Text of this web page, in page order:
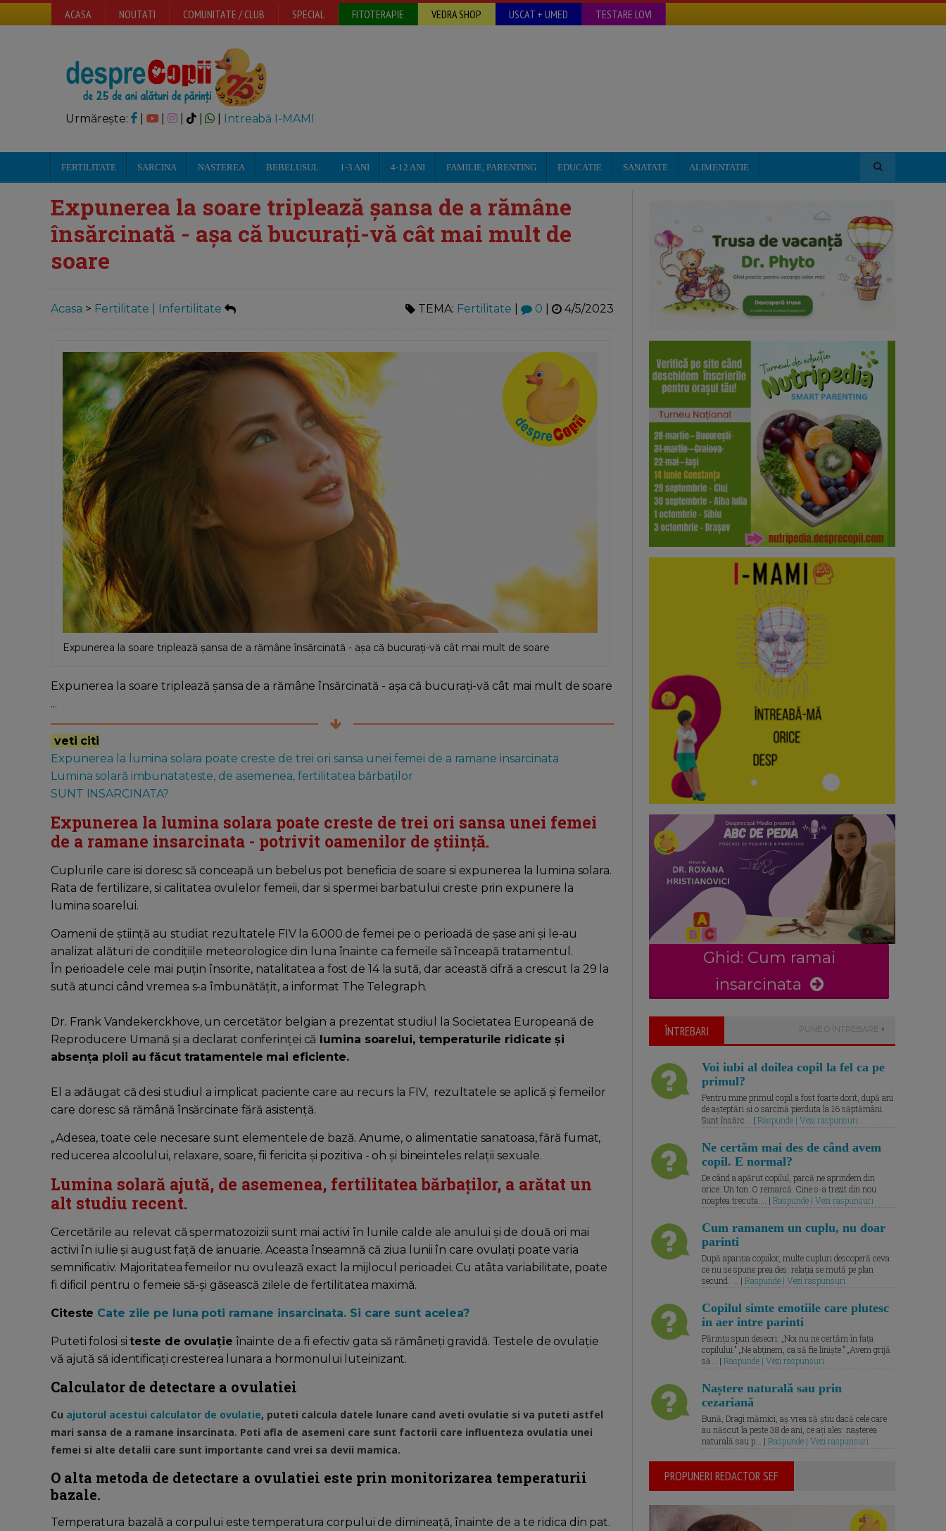
ACASA NOUTATI COMUNITATE / CLUB SPECIAL FITOTERAPIE VEDRA SHOP USCAT + UMED TESTARE LOVI
Urmărește: | | Intreabă I-MAMI
FERTILITATE SARCINA NASTEREA BEBELUSUL 1-3 ANI 4-12 ANI FAMILIE, PARENTING EDUCATIE SANATATE ALIMENTATIE
Expunerea la soare triplează șansa de a rămâne
însărcinată - așa că bucurați-vă cât mai mult de
soare
Acasa > Fertilitate | Infertilitate TEMA: Fertilitate 0 4/5/2023
Expunerea la soare triplează șansa de a rămâne însărcinată - așa că bucurați-vă cât mai mult de soare
Expunerea la soare triplează șansa de a rămâne însărcinată - așa că bucurați-vă cât mai mult de soare
...
veti citi
Expunerea la lumina solara poate creste de trei ori sansa unei femei de a ramane insarcinata
Lumina solară imbunatateste, de asemenea, fertilitatea bărbaților
SUNT INSARCINATA?
Expunerea la lumina solara poate creste de trei ori sansa unei femei
de a ramane insarcinata - potrivit oamenilor de știință.
Cuplurile care isi doresc să conceapă un bebelus pot beneficia de soare si expunerea la lumina solara.
Rata de fertilizare, si calitatea ovulelor femeii, dar si spermei barbatului creste prin expunere la
lumina soarelui.
Oamenii de știință au studiat rezultatele FIV la 6.000 de femei pe o perioadă de șase ani și le-au
analizat alături de condițiile meteorologice din luna înainte ca femeile să înceapă tratamentul.
În perioadele cele mai puțin însorite, natalitatea a fost de 14 la sută, dar această cifră a crescut la 29 la
sută atunci când vremea s-a îmbunătățit, a informat The Telegraph.
Dr. Frank Vandekerckhove, un cercetător belgian a prezentat studiul la Societatea Europeană de
Reproducere Umană și a declarat conferinței că lumina soarelui, temperaturile ridicate și
absența ploii au făcut tratamentele mai eficiente.
El a adăugat că desi studiul a implicat paciente care au recurs la FIV, rezultatele se aplică și femeilor
care doresc să rămână însărcinate fără asistență.
„Adesea, toate cele necesare sunt elementele de bază. Anume, o alimentatie sanatoasa, fără fumat,
reducerea alcoolului, relaxare, soare, fii fericita și pozitiva - oh și bineinteles relații sexuale.
Lumina solară ajută, de asemenea, fertilitatea bărbaților, a arătat un
alt studiu recent.
Cercetările au relevat că spermatozoizii sunt mai activi în lunile calde ale anului și de două ori mai
activi în iulie și august față de ianuarie. Aceasta înseamnă că ziua lunii în care ovulați poate varia
semnificativ. Majoritatea femeilor nu ovulează exact la mijlocul perioadei. Cu atâta variabilitate, poate
fi dificil pentru o femeie să-și găsească zilele de fertilitatea maximă.
Citeste Cate zile pe luna poti ramane insarcinata. Si care sunt acelea?
Puteti folosi siteste de ovulație înainte de a fi efectiv gata să rămâneți gravidă. Testele de ovulație
vă ajută să identificați cresterea lunara a hormonului luteinizant.
Calculator de detectare a ovulatiei
Cu ajutorul acestui calculator de ovulatie, puteti calcula datele lunare cand aveti ovulatie si va puteti astfel
mari sansa de a ramane insarcinata. Poti afla de asemeni care sunt factorii care influenteza ovulatia unei
femei si alte detalii care sunt importante cand vrei sa devii mamica.
O alta metoda de detectare a ovulatiei este prin monitorizarea temperaturii
bazale.
Temperatura bazală a corpului este temperatura corpului de dimineață, înainte de a te ridica din pat.
Ghid: Cum ramai
insarcinata
ÎNTREBARI PUNE O ÎNTREBARE
Voi iubi al doilea copil la fel ca pe
primul?
Pentru mine primul copil a fost foarte dorit, după ani
de așteptări și o sarcină pierduta la 16 săptămâni.
Sunt însărc... | Raspunde | Vezi raspunsuri
Ne certăm mai des de când avem
copil. E normal?
De când a apărut copilul, parcă ne aprindem din
orice. Un ton. O remarcă. Cine s-a trezit din nou
noaptea trecuta.... | Raspunde | Vezi raspunsuri
Cum ramanem un cuplu, nu doar
parinti
După apariția copiilor, multe cupluri descoperă ceva
ce nu se spune prea des: relația se mută pe plan
secund. ... | Raspunde | Vezi raspunsuri
Copilul simte emotiile care plutesc
in aer intre parinti
Părinții spun deseori: „Noi nu ne certăm în fața
copilului.” „Ne abținem, ca să fie liniște.” „Avem grijă
să... | Raspunde | Vezi raspunsuri
Naștere naturală sau prin
cezariană
Bună, Dragi mămici, aș vrea să știu dacă cele care
au născut la peste 38 de ani, ce ați ales: nașterea
naturală sau p... | Raspunde | Vezi raspunsuri
PROPUNERI REDACTOR SEF